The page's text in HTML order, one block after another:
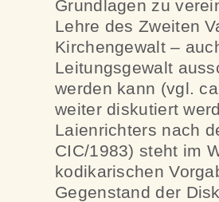
Grundlagen zu
Lehre des Zweiten
Kirchengewalt –
Leitungsgewalt
werden kann (vgl.
weiter diskutiert
Laienrichters nach
CIC/1983) steht im
kodikarischen
Gegenstand der